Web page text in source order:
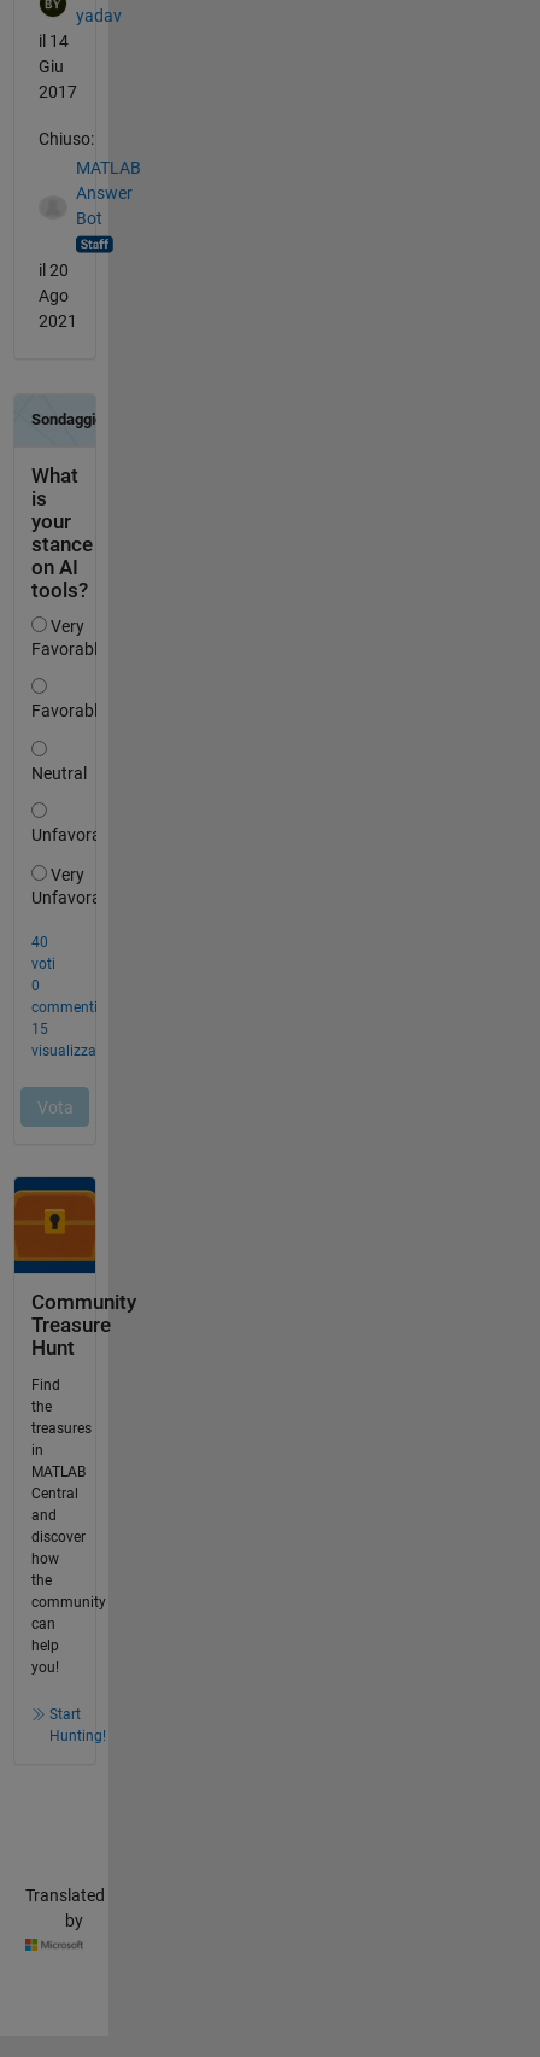
yadav
il 14
Giu
2017
Chiuso:
MATLAB
Answer
Bot
il 20
Ago
2021
Community
Treasure
Hunt
Find
the
treasures
in
MATLAB
Central
and
discover
how
the
community
can
help
you!
Start
Hunting!
Translated
by